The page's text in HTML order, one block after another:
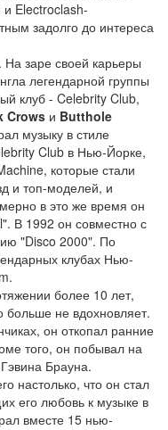
и Electroclash-
задолго до интереса
заре своей карьеры
легендарной группы
клуб - Celebrity Club,
Crows и Butthole
музыку в стиле
Club в Нью-Йорке,
которые стали
и топ-моделей, и
в это же время он
В 1992 он совместно с
"Disco 2000". По
клубах Нью-
более 10 лет,
больше не вдохновляет.
он откопал ранние
того, он побывал на
Брауна.
настолько, что он стал
его любовь к музыке в
вместе 15 нью-